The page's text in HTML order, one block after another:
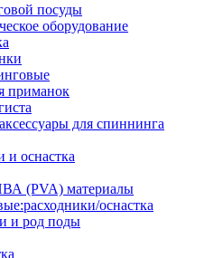
посуды
оборудование
приманок
для спиннинга
и оснастка
(PVA) материалы
оснастка
и род поды